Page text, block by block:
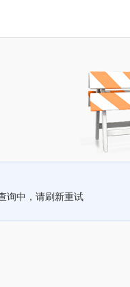
询中，请刷新重试